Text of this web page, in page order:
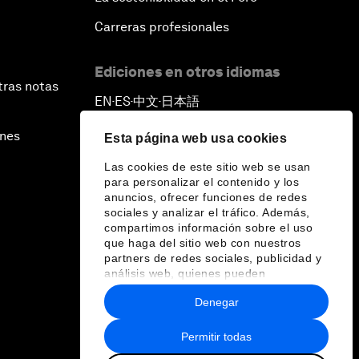
Esta página web usa cookies
Las cookies de este sitio web se usan
para personalizar el contenido y los
anuncios, ofrecer funciones de redes
sociales y analizar el tráfico. Además,
compartimos información sobre el uso
que haga del sitio web con nuestros
partners de redes sociales, publicidad y
análisis web, quienes pueden
combinarla con otra información que les
haya proporcionado o que hayan
recopilado a partir del uso que haya
hecho de sus servicios.
Permitir todas
Denegar
notas
Carreras profesionales
Ediciones en otros idiomas
EN ▪ ES▪中文▪ 日本語